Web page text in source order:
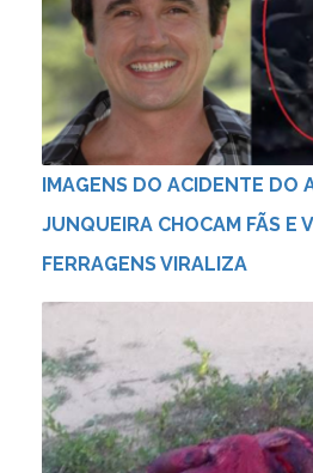
IMAGENS DO ACIDENTE DO
JUNQUEIRA CHOCAM FÃS E
FERRAGENS VIRALIZA